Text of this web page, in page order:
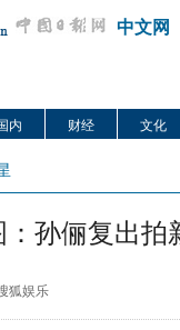
中文网
内 财经 文化
：孙俪复出拍
狐娱乐